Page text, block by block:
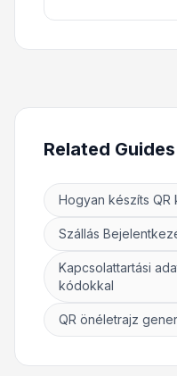
Related Guides
Hogyan készíts
Szállás
Kapcsolattartási
kódokkal
QR önéletrajz